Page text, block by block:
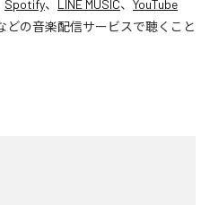
Spotify、 LINE MUSIC、 YouTube
どの音楽配信サービスで聴くこと